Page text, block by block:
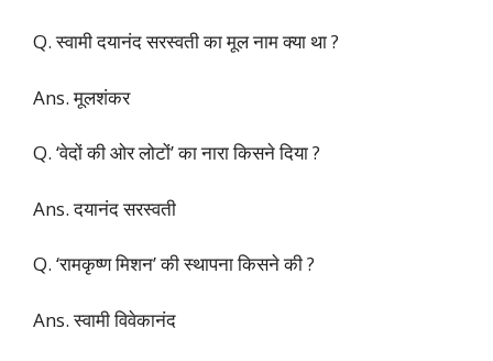
Q. स्वामी दयानंद सरस्वती का मूल नाम क्या था ?
Ans. मूलशंकर
Q. ‘वेदों की ओर लोटों’ का नारा किसने दिया ?
Ans. दयानंद सरस्वती
Q. ‘रामकृष्ण मिशन’ की स्थापना किसने की ?
Ans. स्वामी विवेकानंद